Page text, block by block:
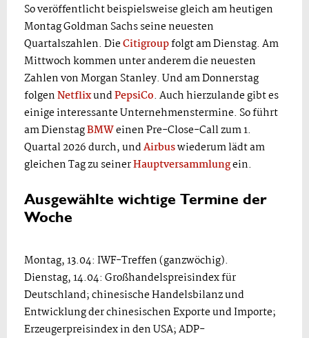
So veröffentlicht beispielsweise gleich am heutigen
Montag Goldman Sachs seine neuesten
Quartalszahlen. DieCitigroupfolgt am Dienstag. Am
Mittwoch kommen unter anderem die neuesten
Zahlen von Morgan Stanley. Und am Donnerstag
folgenNetflixundPepsiCo. Auch hierzulande gibt es
einige interessante Unternehmenstermine. So führt
am DienstagBMWeinen Pre-Close-Call zum 1.
Quartal 2026 durch, undAirbuswiederum lädt am
gleichen Tag zu seinerHauptversammlungein.
Ausgewählte wichtige Termine der
Woche
Montag, 13.04: IWF-Treffen (ganzwöchig).
Dienstag, 14.04: Großhandelspreisindex für
Deutschland; chinesische Handelsbilanz und
Entwicklung der chinesischen Exporte und Importe;
Erzeugerpreisindex in den USA; ADP-